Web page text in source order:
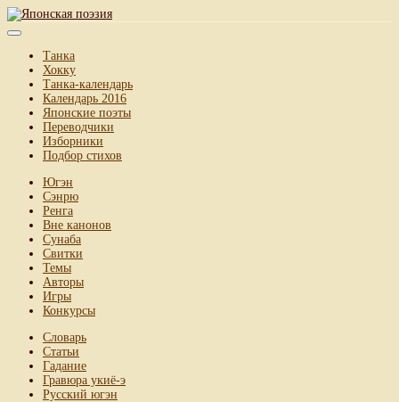
Танка
Хокку
Танка-календарь
Календарь 2016
Японские поэты
Переводчики
Изборники
Подбор стихов
Югэн
Сэнрю
Ренга
Вне канонов
Сунаба
Свитки
Темы
Авторы
Игры
Конкурсы
Словарь
Статьи
Гадание
Гравюра укиё-э
Русский югэн